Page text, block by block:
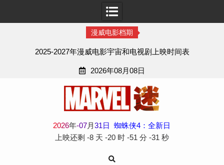
漫威电影档期
2025-2027年漫威电影宇宙和电视剧上映时间表
2026年08月08日
2026年-07月31日
蜘蛛侠4：全新日
上映还剩 -8 天 -20 时 -51 分 -32 秒